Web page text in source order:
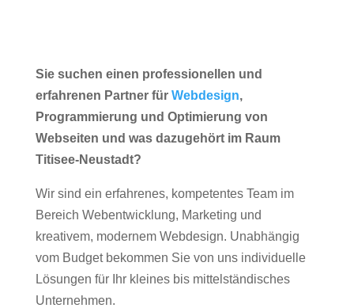
Sie suchen einen professionellen und
erfahrenen Partner für Webdesign,
Programmierung und Optimierung von
Webseiten und was dazugehört im Raum
Titisee-Neustadt?
Wir sind ein erfahrenes, kompetentes Team im
Bereich Webentwicklung, Marketing und
kreativem, modernem Webdesign. Unabhängig
vom Budget bekommen Sie von uns individuelle
Lösungen für Ihr kleines bis mittelständisches
Unternehmen.